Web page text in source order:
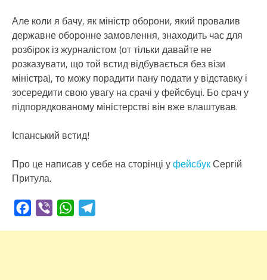
Але коли я бачу, як міністр оборони, який провалив
державне оборонне замовлення, знаходить час для
розбірок із журналістом (от тільки давайте не
розказувати, що той встид відбувається без візи
міністра), то можу порадити пану подати у відставку і
зосередити свою увагу на срачі у фейсбуці. Бо срач у
підпорядкованому міністерстві він вже влаштував.
Іспанський встид!
Про це написав у себе на сторінці уфейсбукСергій
Притула.
Facebook
Viber WhatsApp